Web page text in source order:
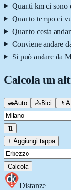
Quanti km ci sono
Quanto tempo ci
Quanto costa
Conviene andare
Si può andare da
Calcola un
🚗Auto 🚴Bici 🚶 A
⇅
+ Aggiungi tappa
Calcola
Distanze